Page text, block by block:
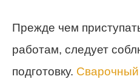
Прежде чем
работам, следует
подготовку. Сварочный